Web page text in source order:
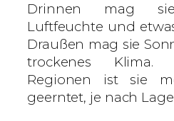
Drinnen mag
Luftfeuchte und
Draußen mag sie
trockenes Klima.
Regionen ist sie
geerntet, je nach